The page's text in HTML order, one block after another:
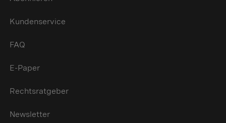
Kundenservice
FAQ
E-Paper
Rechtsratgeber
Newsletter